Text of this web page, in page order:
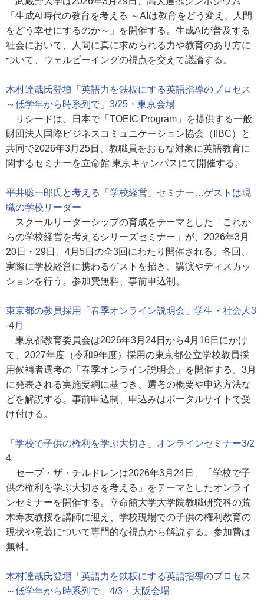
「生成AI時代の教育を考える ～AIは教育をどう変え、人間
をどう幸せにするのか～」を開催する。生成AIが普及する
社会において、人間に真に求められる力や教育のあり方に
ついて、ウェルビーイングの視点を交えて議論する。
木村達哉氏登壇「英語力を鉄板にする英語指導のプロセス
～低学年から時系列で」3/25・東京会場
リシードは、日本で「TOEIC Program」を提供する一般
財団法人国際ビジネスコミュニケーション協会（IIBC）と
共同で2026年3月25日、教職員をおもな対象に英語教育に
関するセミナーを立命館 東京キャンパスにて開催する。
平井聡一郎氏と考える「学校経営」セミナー…ゲストは現
職の学校リーダー
スクールリーダーシップの育成をテーマとした「これか
らの学校経営を考えるシリーズセミナー」が、2026年3月
20日・29日、4月5日の全3回にわたり開催される。各回、
実際に学校経営に携わるゲストを招き、講演やディスカッ
ションを行う。参加費無料、事前申込制。
東京都の教員採用「春季オンライン説明会」学生・社会人3
-4月
東京都教育委員会は2026年3月24日から4月16日にかけ
て、2027年度（令和9年度）採用の東京都公立学校教員採
用候補者選考の「春季オンライン説明会」を開催する。3月
に発表される実施要綱に基づき、選考の概要や申込方法な
どを解説する。事前申込制、申込みはポータルサイトで受
け付ける。
「学校で子供の権利を学ぶ大切さ」オンラインセミナー3/2
4
セーブ・ザ・チルドレンは2026年3月24日、「学校で子
供の権利を学ぶ大切さを考える」をテーマとしたオンライ
ンセミナーを開催する。立命館大学大学院教職研究科の荒
木寿友教授を講師に迎え、学校現場での子供の権利教育の
現状や意義について専門的な視点から解説する。参加費は
無料。
木村達哉氏登壇「英語力を鉄板にする英語指導のプロセス
～低学年から時系列で」4/3・大阪会場